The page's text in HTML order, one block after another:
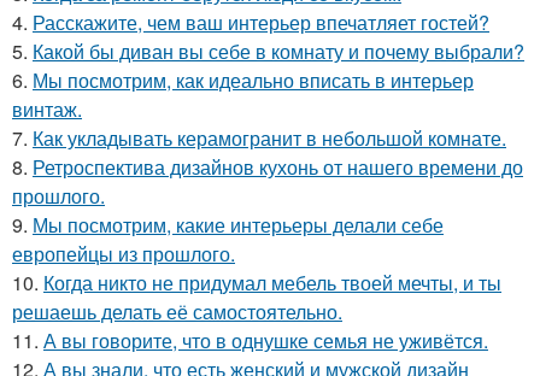
4. Расскажите, чем ваш интерьер впечатляет гостей?
5. Какой бы диван вы себе в комнату и почему выбрали?
6. Мы посмотрим, как идеально вписать в интерьер
винтаж.
7. Как укладывать керамогранит в небольшой комнате.
8. Ретроспектива дизайнов кухонь от нашего времени до
прошлого.
9. Мы посмотрим, какие интерьеры делали себе
европейцы из прошлого.
10. Когда никто не придумал мебель твоей мечты, и ты
решаешь делать её самостоятельно.
11. А вы говорите, что в однушке семья не уживётся.
12. А вы знали, что есть женский и мужской дизайн